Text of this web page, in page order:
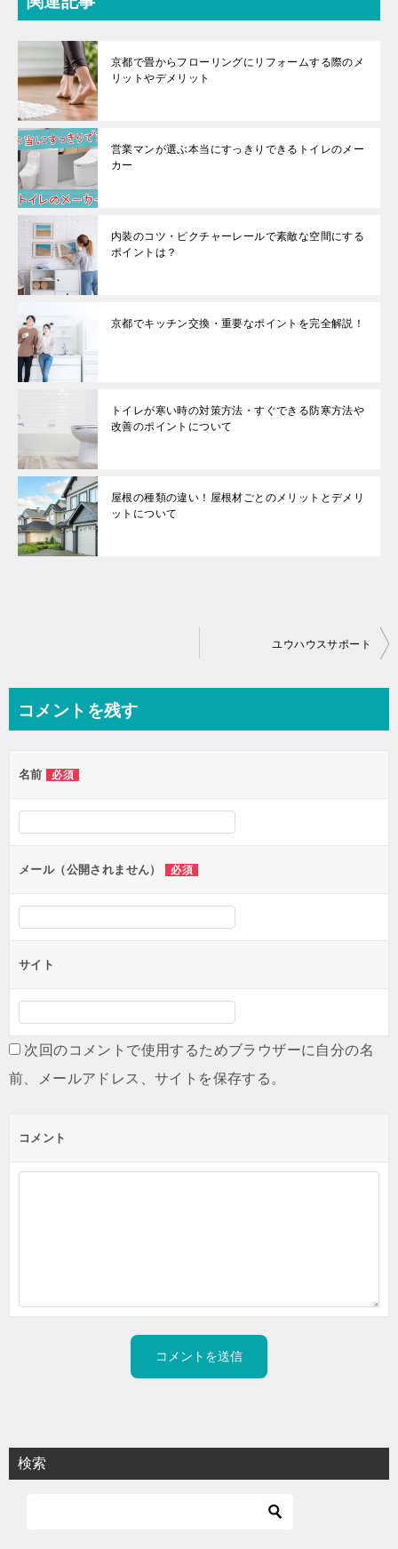
京都で畳からフローリングにリフォームする際のメ
リットやデメリット
営業マンが選ぶ本当にすっきりできるトイレのメー
カー
内装のコツ・ピクチャーレールで素敵な空間にする
ポイントは？
京都でキッチン交換・重要なポイントを完全解説！
トイレが寒い時の対策方法・すぐできる防寒方法や
改善のポイントについて
屋根の種類の違い！屋根材ごとのメリットとデメリ
ットについて
ビ
ー
シ
ン
ユウハウスサポート
コメントを残す
名前 必須
メール（公開されません） 必須
サイト
次回のコメントで使用するためブラウザーに自分の名
前、メールアドレス、サイトを保存する。
コメント
検索